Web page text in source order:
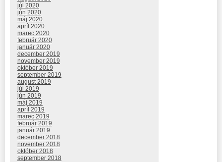
júl 2020
jún 2020
máj 2020
apríl 2020
marec 2020
február 2020
január 2020
december 2019
november 2019
október 2019
september 2019
august 2019
júl 2019
jún 2019
máj 2019
apríl 2019
marec 2019
február 2019
január 2019
december 2018
november 2018
október 2018
september 2018